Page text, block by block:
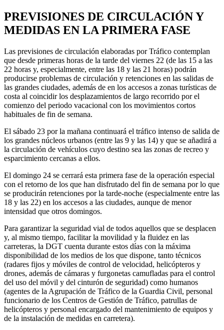
PREVISIONES DE CIRCULACIÓN Y
MEDIDAS EN LA PRIMERA FASE
Las previsiones de circulación elaboradas por Tráfico contemplan
que desde primeras horas de la tarde del viernes 22 (de las 15 a las
22 horas y, especialmente, entre las 18 y las 21 horas) podrán
producirse problemas de circulación y retenciones en las salidas de
las grandes ciudades, además de en los accesos a zonas turísticas de
costa al coincidir los desplazamientos de largo recorrido por el
comienzo del periodo vacacional con los movimientos cortos
habituales de fin de semana.
El sábado 23 por la mañana continuará el tráfico intenso de salida de
los grandes núcleos urbanos (entre las 9 y las 14) y que se añadirá a
la circulación de vehículos cuyo destino sea las zonas de recreo y
esparcimiento cercanas a ellos.
El domingo 24 se cerrará esta primera fase de la operación especial
con el retorno de los que han disfrutado del fin de semana por lo que
se producirán retenciones por la tarde-noche (especialmente entre las
18 y las 22) en los accesos a las ciudades, aunque de menor
intensidad que otros domingos.
Para garantizar la seguridad vial de todos aquellos que se desplacen
y, al mismo tiempo, facilitar la movilidad y la fluidez en las
carreteras, la DGT cuenta durante estos días con la máxima
disponibilidad de los medios de los que dispone, tanto técnicos
(radares fijos y móviles de control de velocidad, helicópteros y
drones, además de cámaras y furgonetas camufladas para el control
del uso del móvil y del cinturón de seguridad) como humanos
(agentes de la Agrupación de Tráfico de la Guardia Civil, personal
funcionario de los Centros de Gestión de Tráfico, patrullas de
helicópteros y personal encargado del mantenimiento de equipos y
de la instalación de medidas en carretera).